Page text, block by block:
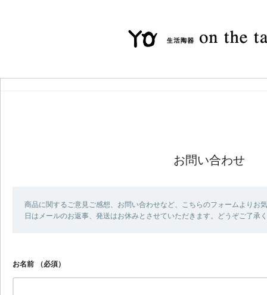
お問い合わせ
商品に関するご意見ご感想、お問い合わせなど、こちらのフォームよりお
日はメールのお返事、発送はお休みとさせていただきます。どうぞご了承
お名前 （必須）